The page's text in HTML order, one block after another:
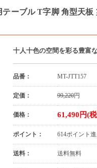
ーブル T字脚 角型天
十人十色の空間を彩る豊富
品番： MT-JTT157
定価： 99,220円
価格： 61,490円(
ポイント： 614ポイント
送料： 送料無料